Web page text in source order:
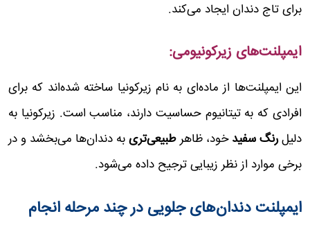
برای تاج دندان ایجاد می‌کند.
ایمپلنت‌های زیرکونیومی:
این ایمپلنت‌ها از ماده‌ای به نام زیرکونیا ساخته شده‌اند که برای
افرادی که به تیتانیوم حساسیت دارند، مناسب است. زیرکونیا به
دلیلرنگ سفیدخود، ظاهرطبیعی‌تریبه دندان‌ها می‌بخشد و در
برخی موارد از نظر زیبایی ترجیح داده می‌شود.
ایمپلنت دندان‌های جلویی در چند مرحله انجام